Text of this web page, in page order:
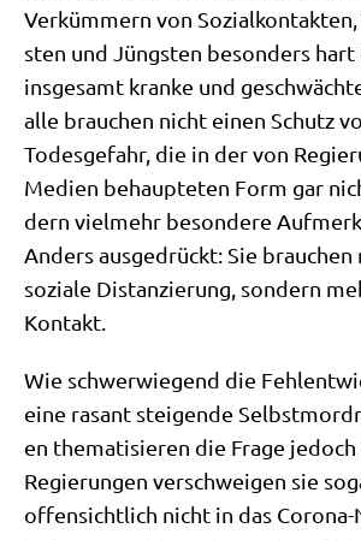
Ver­küm­mern von
sten und Jüng­sten beson­ders
ins­ge­samt kran­ke und
alle brau­chen nicht einen Schutz
Todes­ge­fahr, die in der von
Medi­en behaup­te­ten Form gar
dern viel­mehr beson­de­re
Anders aus­ge­drückt: Sie
sozia­le Distan­zie­rung, son­dern
Kontakt.
Wie schwer­wie­gend die
eine rasant stei­gen­de
en the­ma­ti­sie­ren die Fra­ge
Regie­run­gen ver­schwei­gen sie
offen­sicht­lich nicht in das